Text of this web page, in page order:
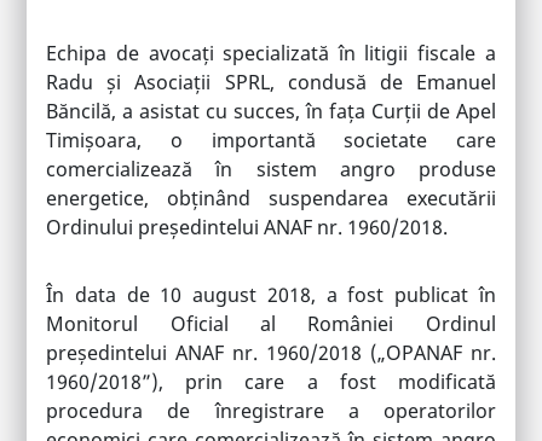
Echipa de avocați specializată în litigii fiscale a
Radu și Asociații SPRL, condusă de Emanuel
Băncilă, a asistat cu succes, în fața Curții de Apel
Timișoara, o importantă societate care
comercializează în sistem angro produse
energetice, obținând suspendarea executării
Ordinului președintelui ANAF nr. 1960/2018.
În data de 10 august 2018, a fost publicat în
Monitorul Oficial al României Ordinul
președintelui ANAF nr. 1960/2018 („OPANAF nr.
1960/2018”), prin care a fost modificată
procedura de înregistrare a operatorilor